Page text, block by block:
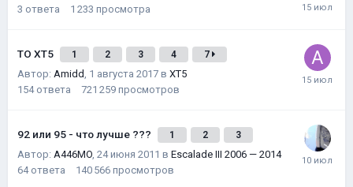
3 ответа 1 233 просмотра
ТО XT5 1 2 3 4 7
Автор: Amidd, 1 августа 2017 в XT5
154 ответа 721 259 просмотров
92 или 95 - что лучше ??? 1 2 3
Автор: A446MO, 24 июня 2011 в Escalade III 2006 — 2014
64 ответа 140 566 просмотров